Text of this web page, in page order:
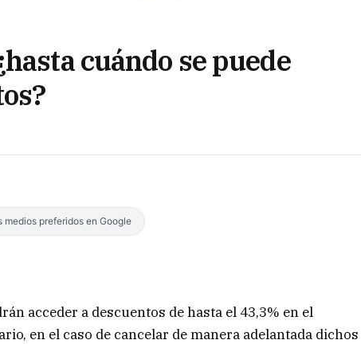
cuándo se puede
medios preferidos en Google
acceder a descuentos de hasta el 43,3% en el
en el caso de cancelar de manera adelantada dichos